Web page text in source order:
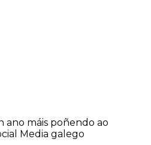
ano máis poñendo ao
Media galego